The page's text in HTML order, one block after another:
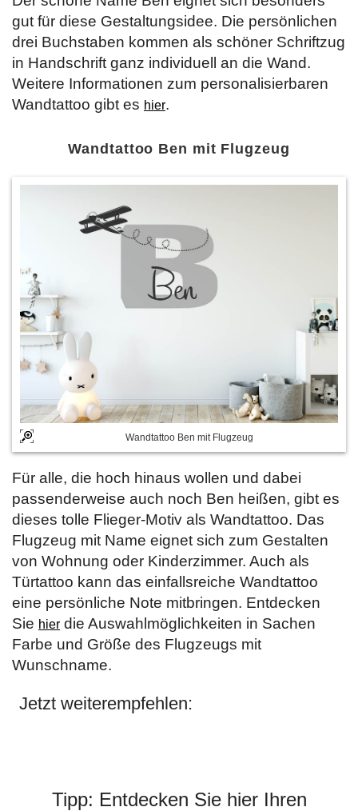
gut für diese Gestaltungsidee. Die persönlichen
drei Buchstaben kommen als schöner Schriftzug
in Handschrift ganz individuell an die Wand.
Weitere Informationen zum personalisierbaren
Wandtattoo gibt es hier.
Wandtattoo Ben mit Flugzeug
Wandtattoo Ben mit Flugzeug
Für alle, die hoch hinaus wollen und dabei
passenderweise auch noch Ben heißen, gibt es
dieses tolle Flieger-Motiv als Wandtattoo. Das
Flugzeug mit Name eignet sich zum Gestalten
von Wohnung oder Kinderzimmer. Auch als
Türtattoo kann das einfallsreiche Wandtattoo
eine persönliche Note mitbringen. Entdecken
Sie hier die Auswahlmöglichkeiten in Sachen
Farbe und Größe des Flugzeugs mit
Wunschname.
Jetzt weiterempfehlen:
Tipp: Entdecken Sie hier Ihren